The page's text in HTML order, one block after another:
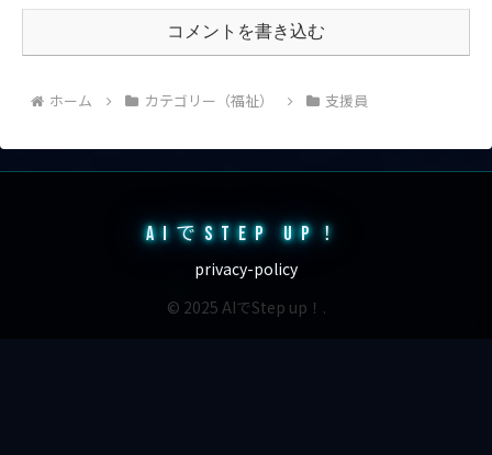
コメントを書き込む
ホーム カテゴリー（福祉） 支援員
AIでSTEP UP！
privacy-policy
© 2025 AIでStep up！.